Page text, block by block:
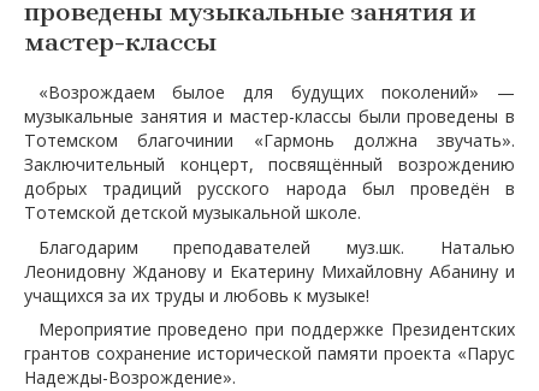
проведены музыкальные занятия и
мастер-классы
«Возрождаем былое для будущих поколений» —
музыкальные занятия и мастер-классы были проведены в
Тотемском благочинии «Гармонь должна звучать».
Заключительный концерт, посвящённый возрождению
добрых традиций русского народа был проведён в
Тотемской детской музыкальной школе.
Благодарим преподавателей муз.шк. Наталью
Леонидовну Жданову и Екатерину Михайловну Абанину и
учащихся за их труды и любовь к музыке!
Мероприятие проведено при поддержке Президентских
грантов сохранение исторической памяти проекта «Парус
Надежды-Возрождение».